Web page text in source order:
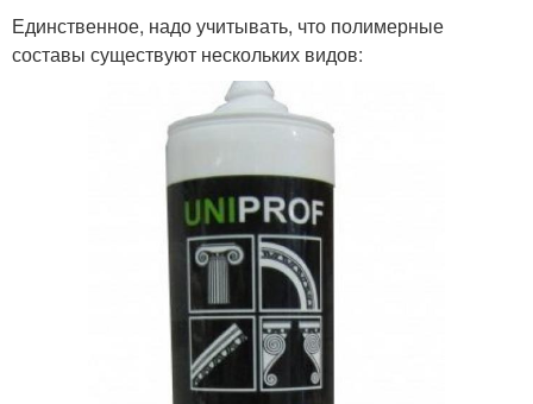
Единственное, надо учитывать, что полимерные
составы существуют нескольких видов: